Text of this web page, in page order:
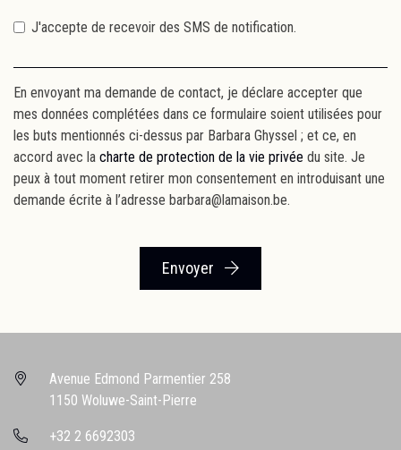
J'accepte de recevoir des SMS de notification.
En envoyant ma demande de contact, je déclare accepter que
mes données complétées dans ce formulaire soient utilisées pour
les buts mentionnés ci-dessus par Barbara Ghyssel ; et ce, en
accord avec la charte de protection de la vie privée du site. Je
peux à tout moment retirer mon consentement en introduisant une
demande écrite à l’adresse barbara@lamaison.be.
Envoyer
Avenue Edmond Parmentier 258
1150 Woluwe-Saint-Pierre
+32 2 6692303